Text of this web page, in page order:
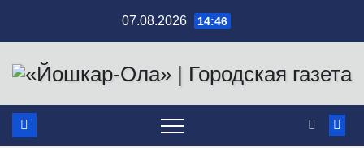
содержимому
07.08.2026 14:46